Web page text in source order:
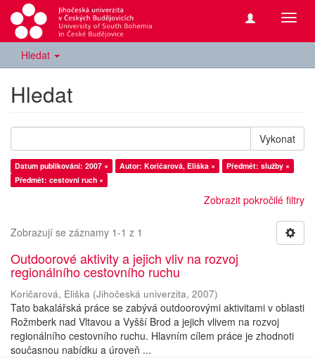
Hledat
Hledat
Vykonat
Datum publikování: 2007 × Autor: Koričarová, Eliška ×
Předmět: služby ×
Předmět: cestovní ruch ×
Zobrazit pokročilé filtry
Zobrazují se záznamy 1-1 z 1
Outdoorové aktivity a jejich vliv na rozvoj
regionálního cestovního ruchu
Koričarová, Eliška (Jihočeská univerzita, 2007)
Tato bakalářská práce se zabývá outdoorovými aktivitami v oblasti
Rožmberk nad Vltavou a Vyšší Brod a jejich vlivem na rozvoj
regionálního cestovního ruchu. Hlavním cílem práce je zhodnoti
současnou nabídku a úroveň ...